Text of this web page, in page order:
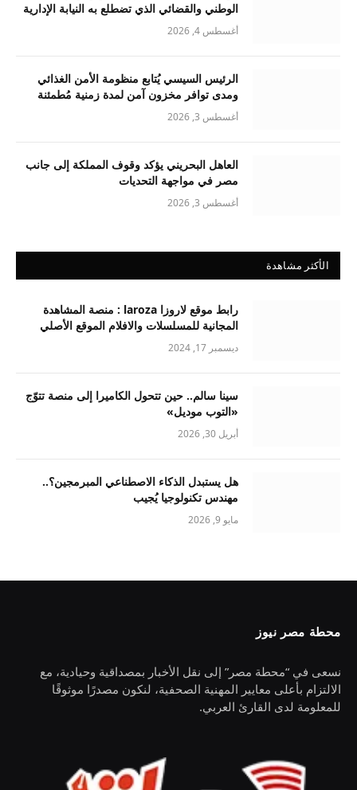
الوطني والقضائي الذي تضطلع به النيابة الإدارية
أغسطس 4, 2026
الرئيس السيسي يُتابع منظومة الأمن الغذائي
ومدى توافر مخزون آمن لمدة زمنية مُطمئنة
أغسطس 3, 2026
العاهل البحريني يؤكد وقوف المملكة إلى جانب
مصر في مواجهة التحديات
أغسطس 3, 2026
الأكثر مشاهدة
رابط موقع لاروزا laroza : منصة المشاهدة
المجانية للمسلسلات والافلام الموقع الأصلي
ديسمبر 17, 2024
سينا سالم.. حين تتحول الكاميرا إلى منصة تتوّج
«التوب موديل»
أبريل 30, 2026
هل يستبدل الذكاء الاصطناعي المبرمجين؟..
مهندس تكنولوجيا يُجيب
مايو 9, 2026
محطة مصر نيوز
نسعى في “محطة مصر” إلى نقل الأخبار بمصداقية وحيادية، مع
الالتزام بأعلى معايير المهنية الصحفية، لنكون مصدرًا موثوقًا
للمعلومة لدى القارئ العربي.